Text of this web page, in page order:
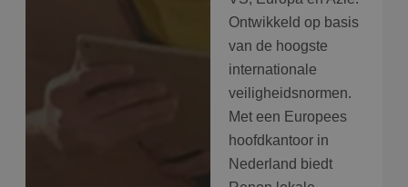
Ontwikkeld op basis
van de hoogste
internationale
veiligheidsnormen.
Met een Europees
hoofdkantoor in
Nederland biedt